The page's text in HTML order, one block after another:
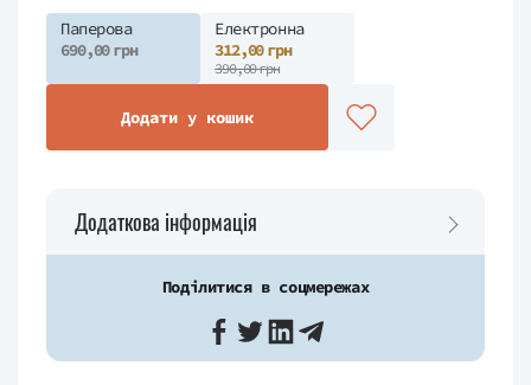
Паперова
690,00 грн
Електронна
312,00 грн
390,00 грн
Додати у кошик
Додаткова інформація
Поділитися в соцмережах